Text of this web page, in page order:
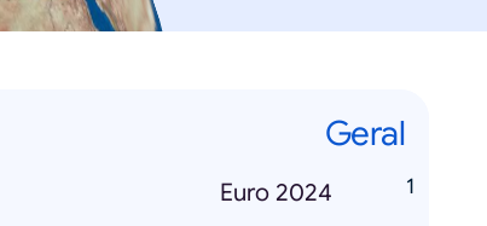
Geral
Euro 2024